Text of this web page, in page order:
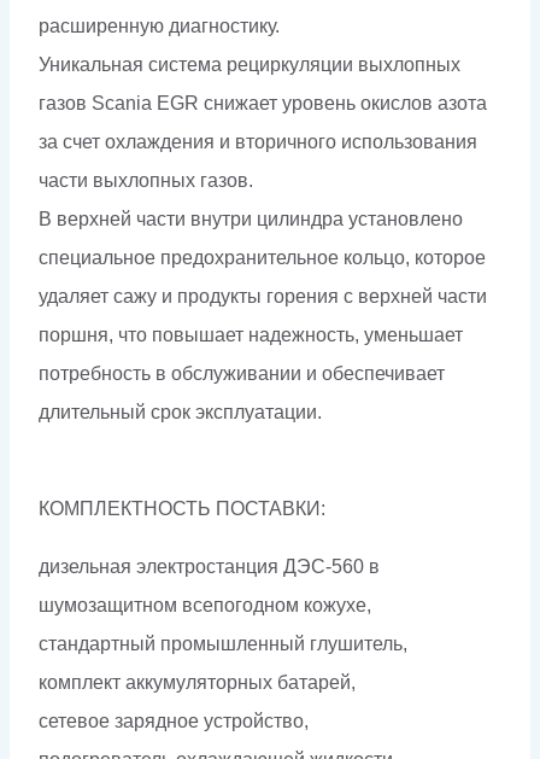
расширенную диагностику.
Уникальная система рециркуляции выхлопных
газов Scania EGR снижает уровень окислов азота
за счет охлаждения и вторичного использования
части выхлопных газов.
В верхней части внутри цилиндра установлено
специальное предохранительное кольцо, которое
удаляет сажу и продукты горения с верхней части
поршня, что повышает надежность, уменьшает
потребность в обслуживании и обеспечивает
длительный срок эксплуатации.
КОМПЛЕКТНОСТЬ ПОСТАВКИ:
дизельная электростанция ДЭС-560 в
шумозащитном всепогодном кожухе,
стандартный промышленный глушитель,
комплект аккумуляторных батарей,
сетевое зарядное устройство,